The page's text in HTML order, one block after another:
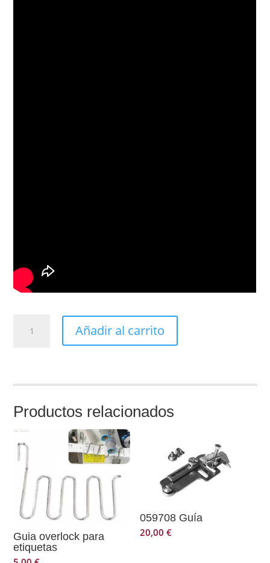
Añadir al carrito
Productos relacionados
Guia overlock para
etiquetas
059708 Guía
20,00€